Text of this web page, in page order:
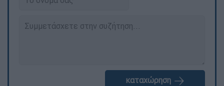
καταχώρηση